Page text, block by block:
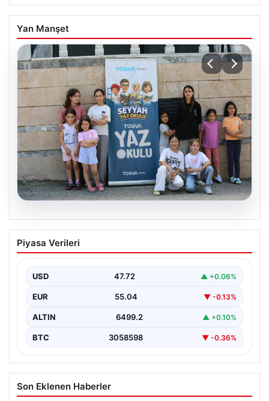
Yan Manşet
06.08.2026
TÜGVA’dan çocuklar için meydan
şenlikleri
Piyasa Verileri
USD 47.72 ▲ +0.06%
EUR 55.04 ▼ -0.13%
ALTIN 6499.2 ▲ +0.10%
BTC 3058598 ▼ -0.36%
Son Eklenen Haberler